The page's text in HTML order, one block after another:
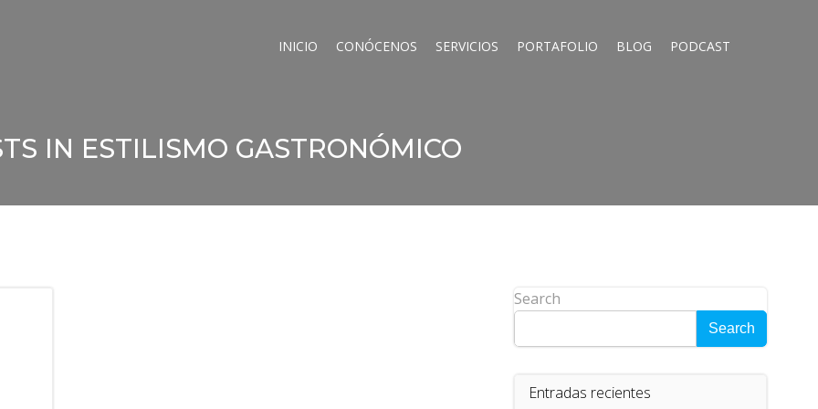
INICIO CONÓCENOS SERVICIOS PORTAFOLIO BLOG PODCAST
IN ESTILISMO GASTRONÓMICO
Search
Search
Entradas recientes